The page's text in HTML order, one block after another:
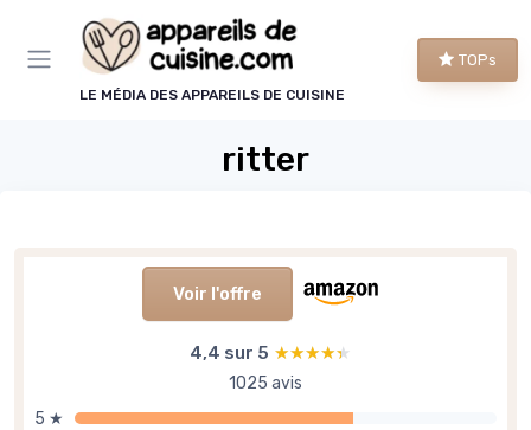
LE MÉDIA DES APPAREILS DE CUISINE
TOPs
ritter
Voir l'offre
4,4 sur 5 ★★★★★
★★★★★
1025 avis
5 ★
Panneau de gestion des cookies